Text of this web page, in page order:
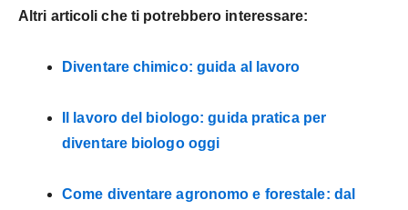
Altri articoli che ti potrebbero interessare:
Diventare chimico: guida al lavoro
Il lavoro del biologo: guida pratica per
diventare biologo oggi
Come diventare agronomo e forestale: dal